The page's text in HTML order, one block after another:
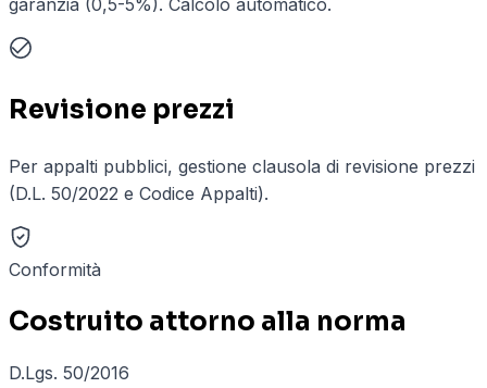
Revisione prezzi
Per appalti pubblici, gestione clausola di revisione prezzi
(D.L. 50/2022 e Codice Appalti).
Conformità
Costruito attorno alla norma
D.Lgs. 50/2016